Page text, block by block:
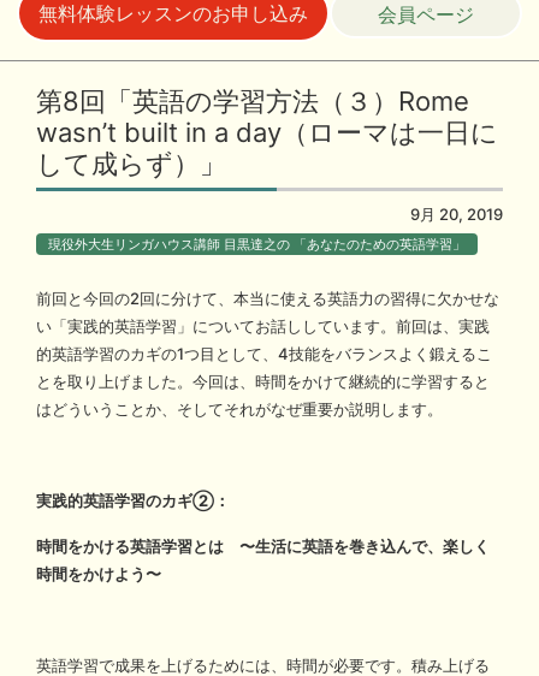
無料体験レッスンのお申し込み 会員ページ
第8回「英語の学習方法（３）Rome
wasn’t built in a day（ローマは一日に
して成らず）」
9月 20, 2019
現役外大生リンガハウス講師 目黒達之の 「あなたのための英語学習」
前回と今回の2回に分けて、本当に使える英語力の習得に欠かせな
い「実践的英語学習」についてお話ししています。前回は、実践
的英語学習のカギの1つ目として、4技能をバランスよく鍛えるこ
とを取り上げました。今回は、時間をかけて継続的に学習すると
はどういうことか、そしてそれがなぜ重要か説明します。
実践的英語学習のカギ②：
時間をかける英語学習とは 〜生活に英語を巻き込んで、楽しく
時間をかけよう〜
英語学習で成果を上げるためには、時間が必要です。積み上げる